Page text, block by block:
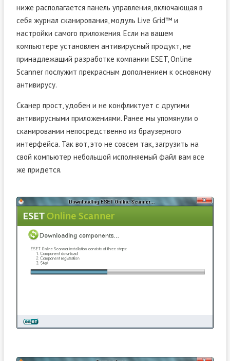
ниже располагается панель управления, включающая в
себя журнал сканирования, модуль Live Grid™ и
настройки самого приложения. Если на вашем
компьютере установлен антивирусный продукт, не
принадлежащий разработке компании ESET, Online
Scanner послужит прекрасным дополнением к основному
антивирусу.
Сканер прост, удобен и не конфликтует с другими
антивирусными приложениями. Ранее мы упомянули о
сканировании непосредственно из браузерного
интерфейса. Так вот, это не совсем так, загрузить на
свой компьютер небольшой исполняемый файл вам все
же придется.